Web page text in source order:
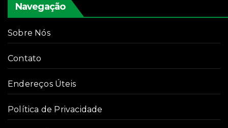
Navegação
Sobre Nós
Contato
Endereços Úteis
Política de Privacidade